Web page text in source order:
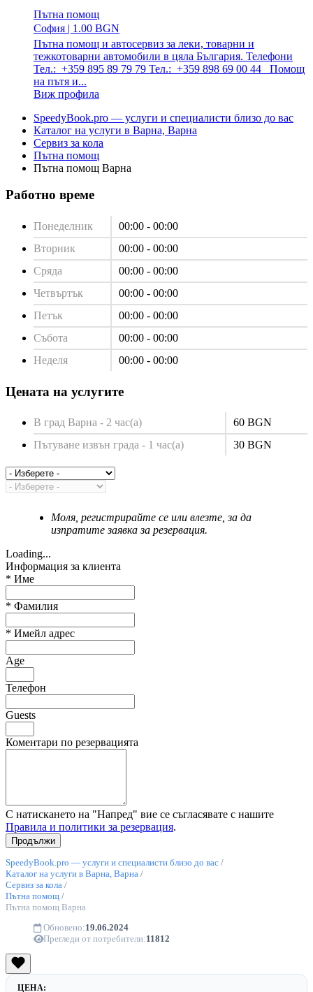
Пътна помощ
София | 1.00 BGN
Пътна помощ и автосервиз за леки, товарни и
тежкотоварни автомобили в цяла България. Телефони
Тел.: +359 895 89 79 79 Тел.: +359 898 69 00 44 Помощ
на пътя и...
Виж профила
SpeedyBook.pro — услуги и специалисти близо до вас
Каталог на услуги в Варна, Варна
Сервиз за кола
Пътна помощ
Пътна помощ Варна
Работно време
Понеделник
00:00 - 00:00
Вторник
00:00 - 00:00
Сряда
00:00 - 00:00
Четвъртък
00:00 - 00:00
Петък
00:00 - 00:00
Събота
00:00 - 00:00
Неделя
00:00 - 00:00
Цената на услугите
В град Варна - 2 час(а)
60 BGN
Пътуване извън града - 1 час(а)
30 BGN
Моля, регистрирайте се или влезте, за да
изпратите заявка за резервация.
Loading...
Информация за клиента
* Име
* Фамилия
* Имейл адрес
Age
Телефон
Guests
Коментари по резервацията
С натискането на "Напред" вие се съгласявате с нашите
Правила и политики за резервация.
SpeedyBook.pro — услуги и специалисти близо до вас /
Каталог на услуги в Варна, Варна /
Сервиз за кола /
Пътна помощ /
Пътна помощ Варна
Обновено:19.06.2024
Прегледи от потребители:11812
ЦЕНА: